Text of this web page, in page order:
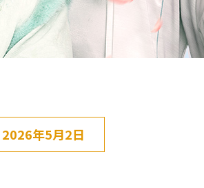
2026年5月2日